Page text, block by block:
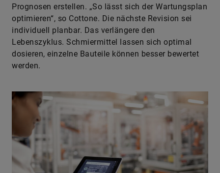
Prognosen erstellen. „So lässt sich der Wartungsplan
optimieren“, so Cottone. Die nächste Revision sei
individuell planbar. Das verlängere den
Lebenszyklus. Schmiermittel lassen sich optimal
dosieren, einzelne Bauteile können besser bewertet
werden.